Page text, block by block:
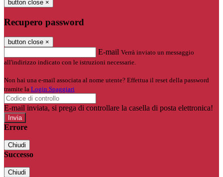
button close ×
Recupero password
button close ×
E-mail Verrà inviato un messaggio
all'indirizzo indicato con le istruzioni necessarie.
Non hai una e-mail associata al nome utente? Effettua il reset della password
tramite la Login Spaggiari
E-mail inviata, si prega di controllare la casella di posta elettronica!
Errore
Chiudi
Successo
Chiudi